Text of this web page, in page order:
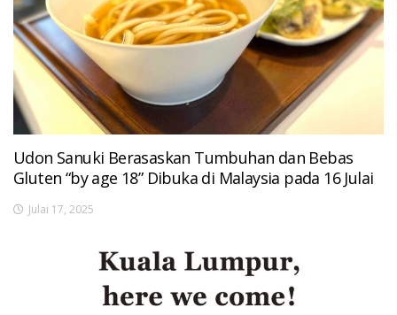
Udon Sanuki Berasaskan Tumbuhan dan Bebas
Gluten “by age 18” Dibuka di Malaysia pada 16 Julai
Julai 17, 2025